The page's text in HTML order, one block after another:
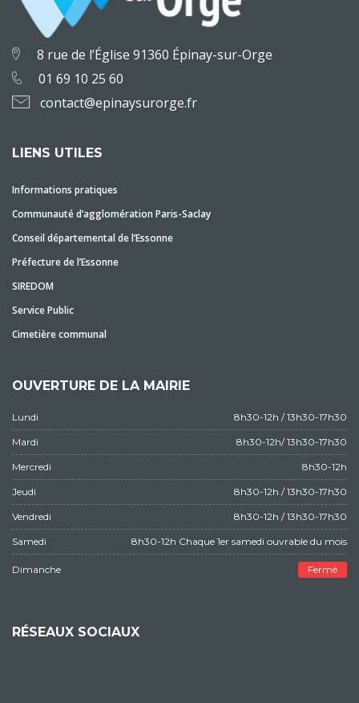
8 rue de l’Église 91360 Épinay-sur-Orge
01 69 10 25 60
contact@epinaysurorge.fr
LIENS UTILES
Informations pratiques
Communauté d’agglomération Paris-Saclay
Conseil départemental de l’Essonne
Préfecture de l’Essonne
SIREDOM
Service Public
Cimetière communal
OUVERTURE DE LA MAIRIE
Lundi 8h30-12h / 13h30-17h30
Mardi 8h30-12h/ 13h30-17h30
Mercredi 8h30-12h
Jeudi 8h30-12h / 13h30-17h30
Vendredi 8h30-12h / 13h30-17h30
Samedi 8h30-12h Chaque 1er samedi ouvrable du mois
Dimanche Fermé
RÉSEAUX SOCIAUX